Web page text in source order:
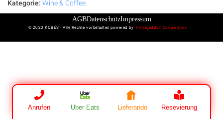
Kategorie: Wine & Coffee
AGBDatenschutzImpressum
© 2023 KOBÉS · Alle Rechte vorbehalten powered byArmageddon Cooperation
Anrufen Uber Eats Lieferando Resevierung